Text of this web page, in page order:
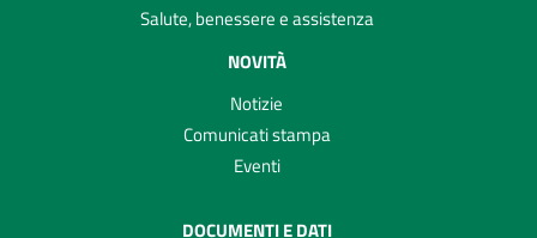
Salute, benessere e assistenza
NOVITÀ
Notizie
Comunicati stampa
Eventi
DOCUMENTI E DATI